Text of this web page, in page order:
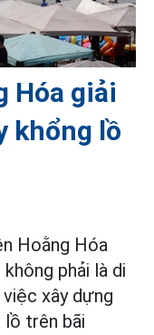
Hóa giải
khổng lồ
Hoằng Hóa
phải là di
xây dựng
lồ trên bãi